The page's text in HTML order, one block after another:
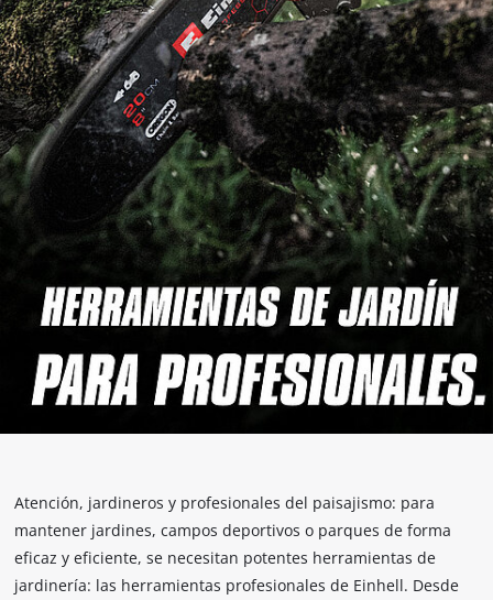
Atención, jardineros y profesionales del paisajismo: para
mantener jardines, campos deportivos o parques de forma
eficaz y eficiente, se necesitan potentes herramientas de
jardinería: las herramientas profesionales de Einhell. Desde